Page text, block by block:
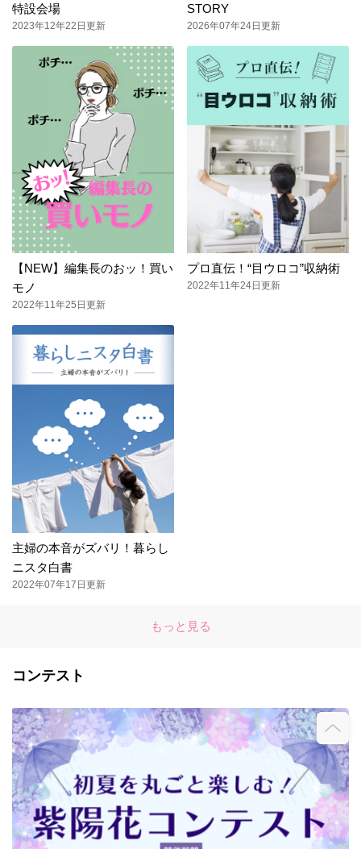
特設会場
2023年12年22日更新
STORY
2026年07年24日更新
【NEW】編集長のおッ！買い
モノ
2022年11年25日更新
プロ直伝！“目ウロコ”収納術
2022年11年24日更新
主婦の本音がズバリ！暮らし
ニスタ白書
2022年07年17日更新
もっと見る
コンテスト